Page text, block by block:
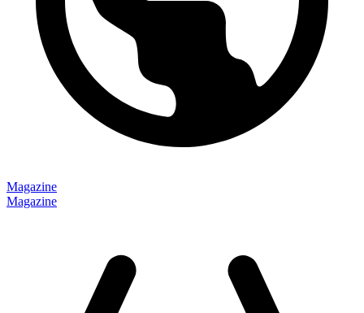
Magazine
Magazine